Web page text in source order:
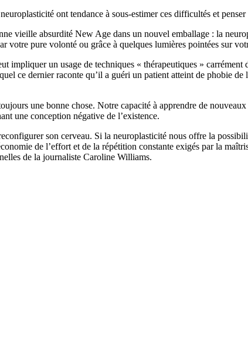
ont tendance à sous-estimer ces difficultés et
vieille absurdité New Age dans un nouvel emballage : la
votre pure volonté ou grâce à quelques lumières pointées sur
impliquer un usage de techniques « thérapeutiques »
ce dernier raconte qu’il a guéri un patient atteint de phobie
une bonne chose. Notre capacité à apprendre de
une conception négative de l’existence.
son cerveau. Si la neuroplasticité nous offre la
de l’effort et de la répétition constante exigés par la
de la journaliste Caroline Williams.